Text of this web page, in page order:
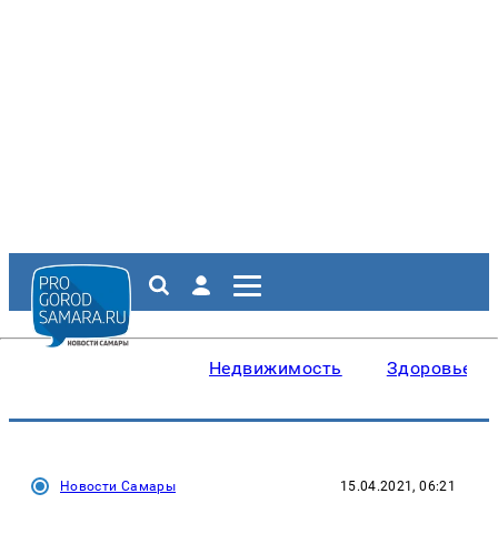
Недвижимость Здоровье
Новости Самары 15.04.2021, 06:21